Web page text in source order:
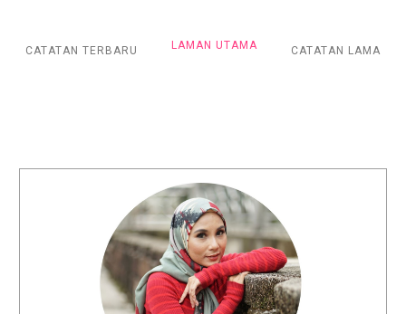
CATATAN TERBARU CATATAN LAMA
LAMAN UTAMA